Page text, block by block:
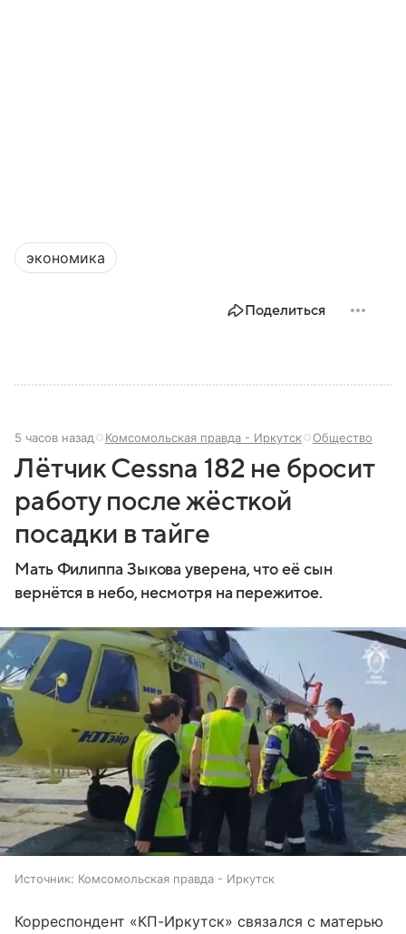
экономика
Поделиться
5 часов назад Комсомольская правда - Иркутск Общество
Лётчик Cessna 182 не бросит
работу после жёсткой
посадки в тайге
Мать Филиппа Зыкова уверена, что её сын
вернётся в небо, несмотря на пережитое.
Источник: Комсомольская правда - Иркутск
Корреспондент «КП-Иркутск» связался с матерью